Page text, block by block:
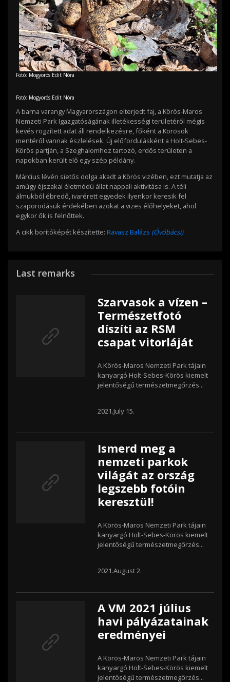
Fotó: Mogyorós Edit Nóra
Fotó: Mogyorós Edit Nóra
A barna varangy Magyarországon elterjedt faj, a Körös-Maros
Nemzeti Park Igazgatóságának illetékességi területéről mégis
kevés rögzített adat áll rendelkezésre, főként a Körösök
mentéről vannak észlelések. Új előfordulásként a Holt-Sebes-
Körös partján, a Szeghalomhoz tartozó, erdős területen a
napokban került elő egy szép példány.
Március lévén sietős dolga akadt a Körös vizében, ezt mutatja az
amúgy éjszakai életmódú állat nappali aktivitása is. A téli
álmukból ébredő, ivarérett egyedek ilyenkor keresik fel
szaporodásuk érdekében azokat a vizes élőhelyeket, ahol
egykor ők is felnőttek.
A cikk borítóképét készítette: Ravasz Balázs (Óvóbácsi)
Last remarks
Szarvasok a vízen –
Természetfotó
díszíti az RSM
csapat vitorláját
A Körös-Maros Nemzeti Park tájain
kanyargó Holt-Sebes-Körös kiemelt
jelentőségű természetmegőrzés...
2021.July 15.
Ismerd meg a
nemzeti parkok
világát az ország
legszebb fotóin
keresztül!
A Körös-Maros Nemzeti Park tájain
kanyargó Holt-Sebes-Körös kiemelt
jelentőségű természetmegőrzés...
2021.August 2.
A VM 2021 július
havi pályázatainak
eredményei
A Körös-Maros Nemzeti Park tájain
kanyargó Holt-Sebes-Körös kiemelt
jelentőségű természetmegőrzés...